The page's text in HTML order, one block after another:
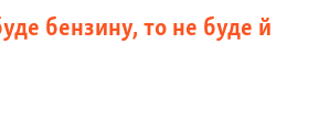
бензину, то не буде й